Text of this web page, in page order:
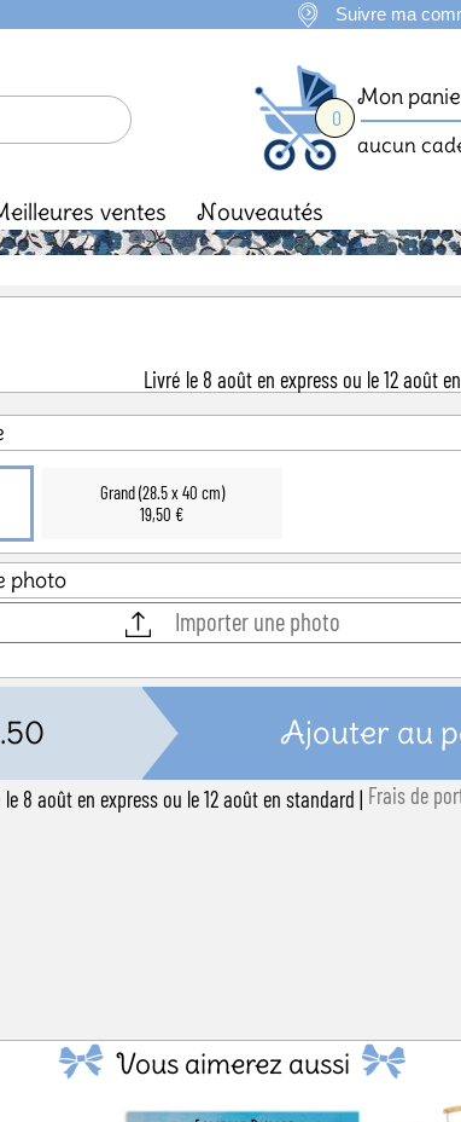
Suivre ma
0
Mon
aucun
Annonce de naissance
ventes Nouveautés
Livré le 8 août en express ou le 12 août
Grand (28.5 x 40 cm)
19,50 €
photo
Importer une photo
Ajouter au
le 8 août en express ou le 12 août en standard| Frais de
Vous aimerez aussi